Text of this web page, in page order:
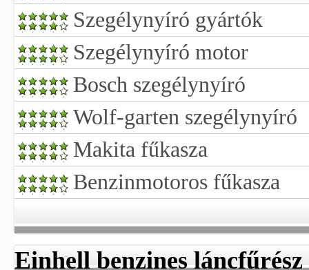
Szegélynyíró gyártók
Szegélynyíró motor
Bosch szegélynyíró
Wolf-garten szegélynyíró
Makita fűkasza
Benzinmotoros fűkasza
Einhell benzines